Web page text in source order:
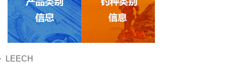
LEECH